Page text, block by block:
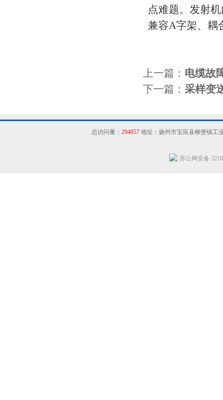
点难题。发射
兼容A字架、耦
上一篇： 电缆故
下一篇： 采样变
总访问量： 294857 地址：扬州市宝应县柳堡镇工
苏公网安备